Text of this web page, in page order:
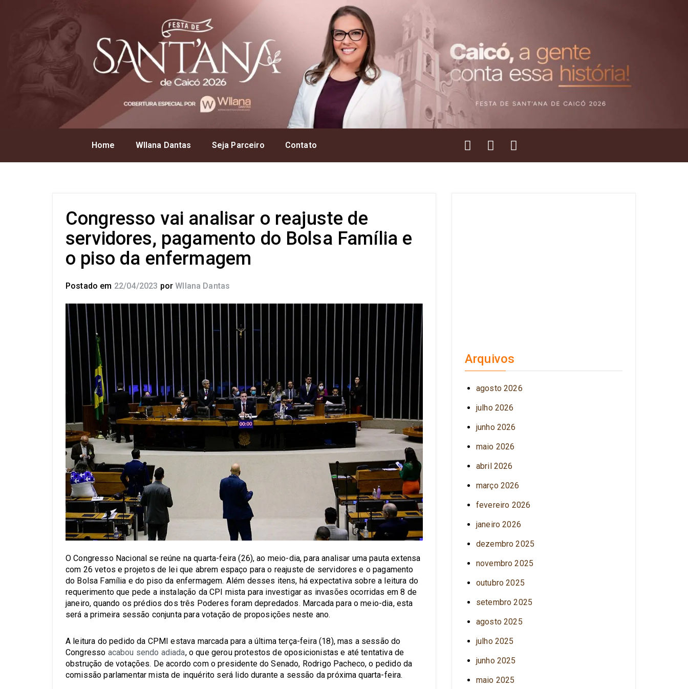
Home Wllana Dantas Seja Parceiro Contato
Congresso vai analisar o reajuste de
servidores, pagamento do Bolsa Família e
o piso da enfermagem
Postado em 22/04/2023 por Wllana Dantas
O Congresso Nacional se reúne na quarta-feira (26), ao meio-dia, para analisar uma pauta extensa
com 26 vetos e projetos de lei que abrem espaço para o reajuste de servidores e o pagamento
do Bolsa Família e do piso da enfermagem. Além desses itens, há expectativa sobre a leitura do
requerimento que pede a instalação da CPI mista para investigar as invasões ocorridas em 8 de
janeiro, quando os prédios dos três Poderes foram depredados. Marcada para o meio-dia, esta
será a primeira sessão conjunta para votação de proposições neste ano.
A leitura do pedido da CPMI estava marcada para a última terça-feira (18), mas a sessão do
Congresso acabou sendo adiada, o que gerou protestos de oposicionistas e até tentativa de
obstrução de votações. De acordo com o presidente do Senado, Rodrigo Pacheco, o pedido da
comissão parlamentar mista de inquérito será lido durante a sessão da próxima quarta-feira.
Arquivos
agosto 2026
julho 2026
junho 2026
maio 2026
abril 2026
março 2026
fevereiro 2026
janeiro 2026
dezembro 2025
novembro 2025
outubro 2025
setembro 2025
agosto 2025
julho 2025
junho 2025
maio 2025